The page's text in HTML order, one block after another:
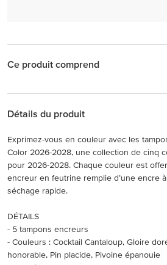
Ce produit comprend
Détails du produit
Exprimez-vous en couleur avec les
Color 2026-2028, une collection de cinq
pour 2026-2028. Chaque couleur est
encreur en feutrine remplie d’une encre
séchage rapide.
DÉTAILS
- 5 tampons encreurs
- Couleurs : Cocktail Cantaloup, Gloire
honorable, Pin placide, Pivoine épanouie